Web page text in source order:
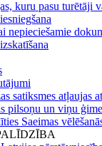
kuru pasu turētāji
nepieciešamie
satiksmes atļaujas
pilsoņu un viņu
Saeimas